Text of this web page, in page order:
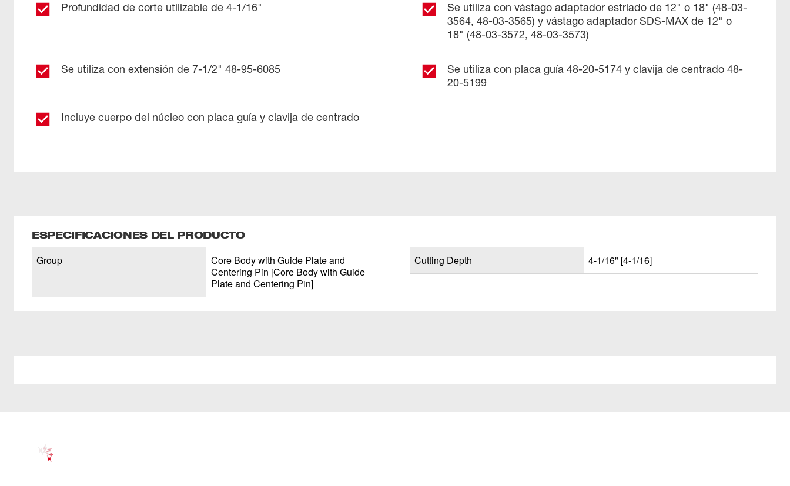
Profundidad de corte utilizable de 4-1/16"
Se utiliza con vástago adaptador estriado de 12" o 18" (48-03-
3564, 48-03-3565) y vástago adaptador SDS-MAX de 12" o
18" (48-03-3572, 48-03-3573)
Se utiliza con extensión de 7-1/2" 48-95-6085
Se utiliza con placa guía 48-20-5174 y clavija de centrado 48-
20-5199
Incluye cuerpo del núcleo con placa guía y clavija de centrado
ESPECIFICACIONES DEL PRODUCTO
Group
Core Body with Guide Plate and
Centering Pin [Core Body with Guide
Plate and Centering Pin]
Cutting Depth 4-1/16" [4-1/16]